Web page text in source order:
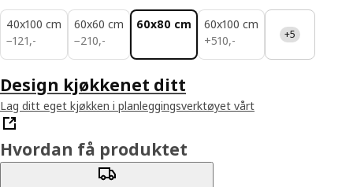
40x100 cm
−121,-
121,-
60x60 cm
−210,-
210,-
60x80 cm
60x100 cm
+510,-
510,- +5
Design kjøkkenet ditt
Lag ditt eget kjøkken i planleggingsverktøyet vårt
Hvordan få produktet